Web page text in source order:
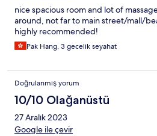
nice spacious room and lot of
around, not far to main street/mall/
highly recommended!
Pak Hang, 3 gecelik seyahat
Doğrulanmış yorum
10/10 Olağanüstü
27 Aralık 2023
Google ile çevir